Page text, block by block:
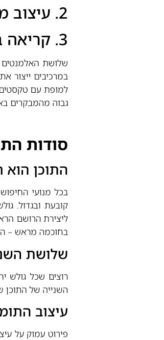
2. עיצוב מותאם לפילוח האוכלוסייה
3. קריאה ברורה לפעולה
שלושת האלמנטים
במרכיבים ייצור
למופת עם
גבוה מהמבקרים
סודות
התוכן הוא
בכל מנועי
בחוכמה מראש –
שלושת
רוצים שכל גולש
השנייה של התוכן
עיצוב
פירוט עמוק על